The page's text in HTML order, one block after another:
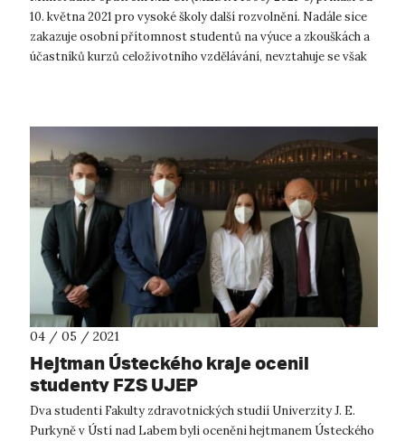
10. května 2021 pro vysoké školy další rozvolnění. Nadále sice
zakazuje osobní přítomnost studentů na výuce a zkouškách a
účastníků kurzů celoživotního vzdělávání, nevztahuje se však
04 / 05 / 2021
Hejtman Ústeckého kraje ocenil
studenty FZS UJEP
Dva studenti Fakulty zdravotnických studií Univerzity J. E.
Purkyně v Ústí nad Labem byli oceněni hejtmanem Ústeckého